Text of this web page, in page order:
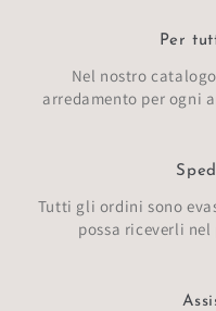
Per
Nel nostro
arredamento per ogni
Tutti gli ordini sono
possa riceverli